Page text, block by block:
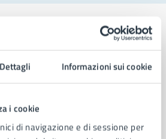
Dettagli Informazioni sui cookie
i cookie
di navigazione e di sessione per